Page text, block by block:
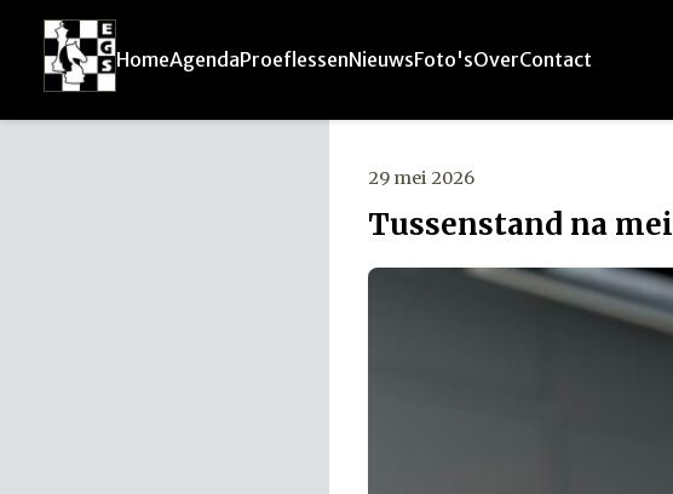
HomeAgendaProeflessenNieuwsFoto'sOverContact
29 mei 2026
Tussenstand na mei